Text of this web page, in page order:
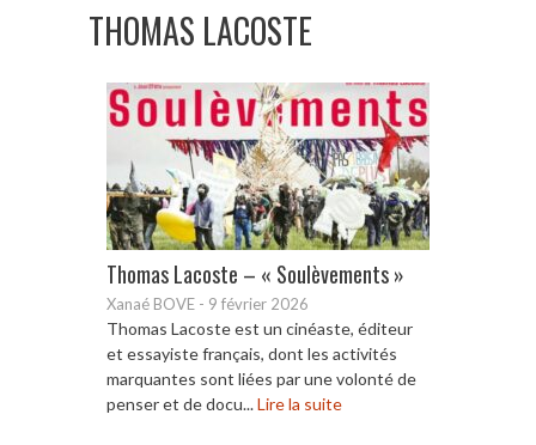
THOMAS LACOSTE
Thomas Lacoste – « Soulèvements »
Xanaé BOVE - 9 février 2026
Thomas Lacoste est un cinéaste, éditeur
et essayiste français, dont les activités
marquantes sont liées par une volonté de
penser et de docu...Lire la suite